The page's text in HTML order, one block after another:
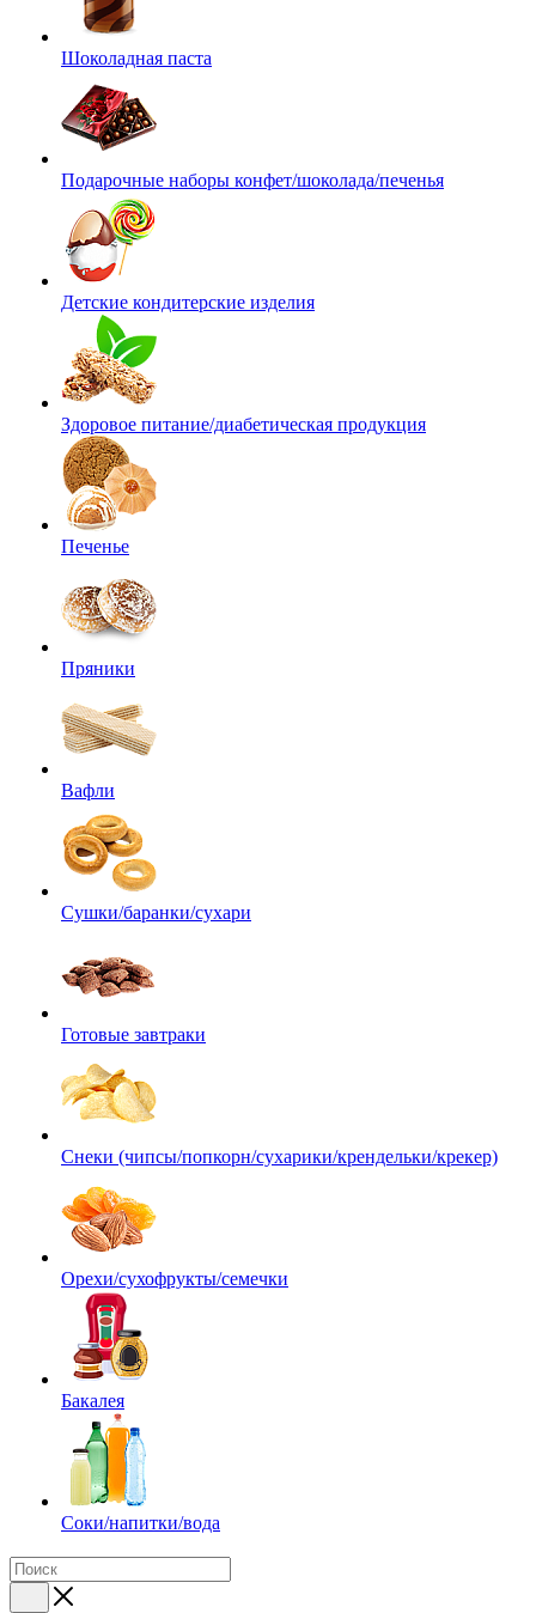
Шоколадная паста
Подарочные наборы конфет/шоколада/печенья
Детские кондитерские изделия
Здоровое питание/диабетическая продукция
Печенье
Пряники
Вафли
Сушки/баранки/сухари
Готовые завтраки
Снеки (чипсы/попкорн/сухарики/крендельки/крекер)
Орехи/сухофрукты/семечки
Бакалея
Соки/напитки/вода